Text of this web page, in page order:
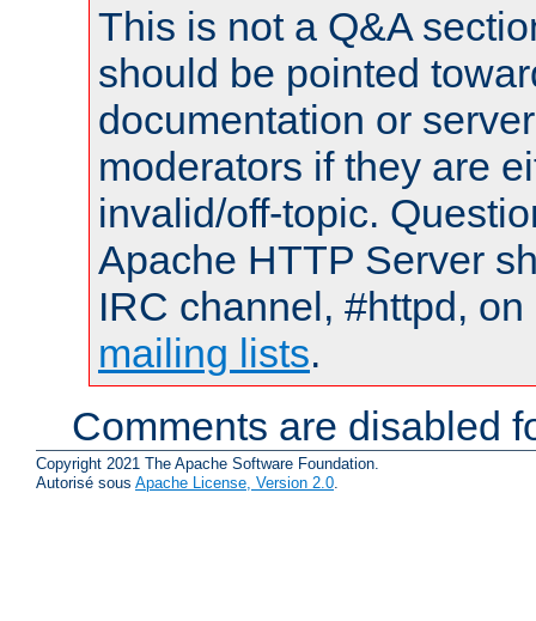
This is not a Q&A
should be pointed
documentation or
moderators if they are
invalid/off-topic.
Apache HTTP Server
IRC channel, #httpd,
mailing lists.
Comments are disabled
Copyright 2021 The Apache Software Foundation.
Autorisé sous Apache License, Version 2.0